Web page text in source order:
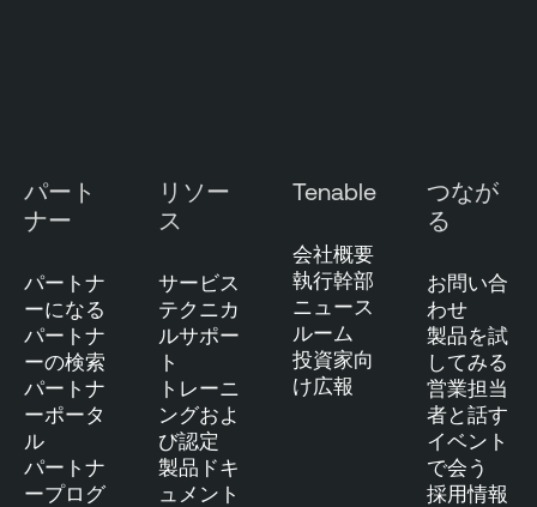
パート
ナー
パートナ
ーになる
パートナ
ーの検索
パートナ
ーポータ
ル
パートナ
ープログ
リソー
ス
サービス
テクニカ
ルサポー
ト
トレーニ
ングおよ
び認定
製品ドキ
ュメント
Tenable
会社概要
執行幹部
ニュース
ルーム
投資家向
け広報
つなが
る
お問い合
わせ
製品を試
してみる
営業担当
者と話す
イベント
で会う
採用情報